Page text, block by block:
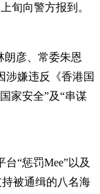
旬向警方报到。
朗彦、常委朱恩
涉嫌违反《香港国
家安全”及“串谋
“惩罚Mee”以及
被通缉的八名海